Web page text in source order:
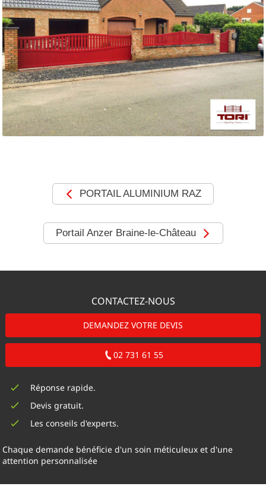
MOTORISATIONS
RÉALISATIONS
SHOWROOM
DEVIS &
CONTACT
PORTAIL ALUMINIUM RAZ
Portail Anzer Braine-le-Château
CONTACTEZ-NOUS
DEMANDEZ VOTRE DEVIS
02 731 61 55
Réponse rapide.
Devis gratuit.
Les conseils d'experts.
Chaque demande bénéficie d'un soin méticuleux et d'une
attention personnalisée